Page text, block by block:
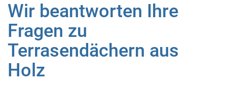
Wir beantworten Ihre
Fragen zu
Terrasendächern aus
Holz